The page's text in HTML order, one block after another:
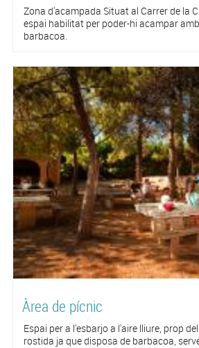
Zona d'acampada Situat al Carrer de la
espai habilitat per poder-hi acampar
barbacoa.
Àrea de pícnic
Espai per a l'esbarjo a l'aire lliure, prop
rostida ja que disposa de barbacoa,